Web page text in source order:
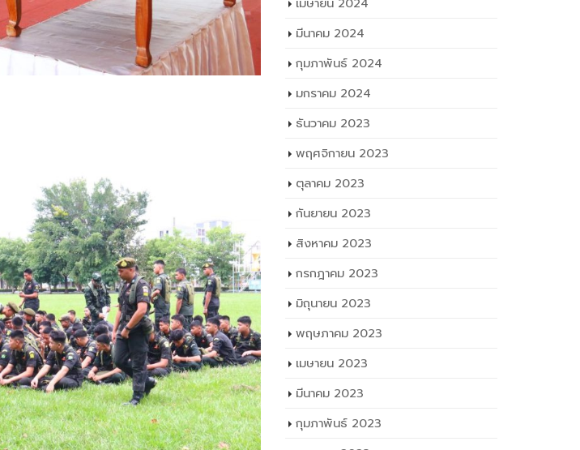
เมษายน 2024
มีนาคม 2024
กุมภาพันธ์ 2024
มกราคม 2024
ธันวาคม 2023
พฤศจิกายน 2023
ตุลาคม 2023
กันยายน 2023
สิงหาคม 2023
กรกฎาคม 2023
มิถุนายน 2023
พฤษภาคม 2023
เมษายน 2023
มีนาคม 2023
กุมภาพันธ์ 2023